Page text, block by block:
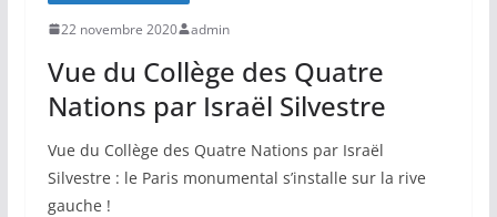
22 novembre 2020 admin
Vue du Collège des Quatre
Nations par Israël Silvestre
Vue du Collège des Quatre Nations par Israël
Silvestre : le Paris monumental s’installe sur la rive
gauche !